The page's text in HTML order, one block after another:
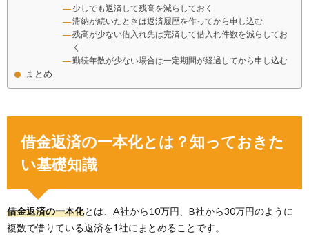
少しでも返済して残高を減らしておく
滞納が続いたときは返済履歴を作ってから申し込む
残高が少ない借入れ先は完済して借入れ件数を減らしてお
く
勤続年数が少ない場合は一定期間が経過してから申し込む
まとめ
借金返済の一本化とは？知っておきた
い基礎知識
借金返済の一本化とは、A社から10万円、B社から30万円のように
複数で借りている返済を1社にまとめることです。